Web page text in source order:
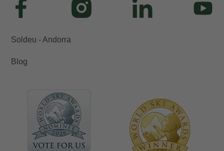
Soldeu - Andorra
Blog